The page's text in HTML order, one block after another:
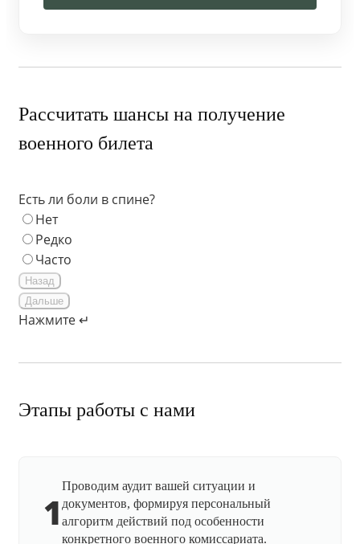
Рассчитать шансы на получение
военного билета
Есть ли боли в спине?
Нет
Редко
Часто
Назад
Дальше
Нажмите ↵
Этапы работы с нами
1
Проводим аудит вашей ситуации и
документов, формируя персональный
алгоритм действий под особенности
конкретного военного комиссариата.